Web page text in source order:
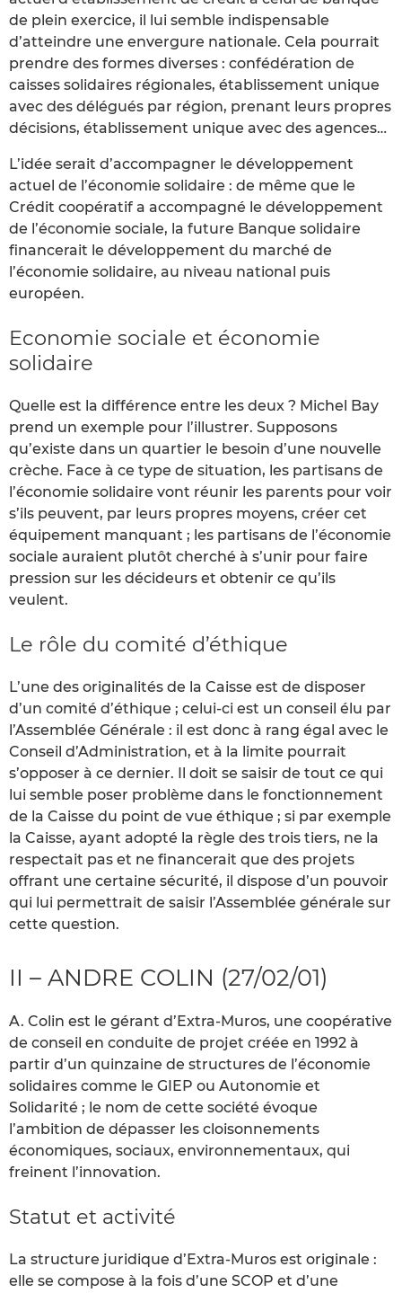
de plein exercice, il lui semble indispensable
d’atteindre une envergure nationale. Cela pourrait
prendre des formes diverses : confédération de
caisses solidaires régionales, établissement unique
avec des délégués par région, prenant leurs propres
décisions, établissement unique avec des agences…
L’idée serait d’accompagner le développement
actuel de l’économie solidaire : de même que le
Crédit coopératif a accompagné le développement
de l’économie sociale, la future Banque solidaire
financerait le développement du marché de
l’économie solidaire, au niveau national puis
européen.
Economie sociale et économie
solidaire
Quelle est la différence entre les deux ? Michel Bay
prend un exemple pour l’illustrer. Supposons
qu’existe dans un quartier le besoin d’une nouvelle
crèche. Face à ce type de situation, les partisans de
l’économie solidaire vont réunir les parents pour voir
s’ils peuvent, par leurs propres moyens, créer cet
équipement manquant ; les partisans de l’économie
sociale auraient plutôt cherché à s’unir pour faire
pression sur les décideurs et obtenir ce qu’ils
veulent.
Le rôle du comité d’éthique
L’une des originalités de la Caisse est de disposer
d’un comité d’éthique ; celui-ci est un conseil élu par
l’Assemblée Générale : il est donc à rang égal avec le
Conseil d’Administration, et à la limite pourrait
s’opposer à ce dernier. Il doit se saisir de tout ce qui
lui semble poser problème dans le fonctionnement
de la Caisse du point de vue éthique ; si par exemple
la Caisse, ayant adopté la règle des trois tiers, ne la
respectait pas et ne financerait que des projets
offrant une certaine sécurité, il dispose d’un pouvoir
qui lui permettrait de saisir l’Assemblée générale sur
cette question.
II – ANDRE COLIN (27/02/01)
A. Colin est le gérant d’Extra-Muros, une coopérative
de conseil en conduite de projet créée en 1992 à
partir d’un quinzaine de structures de l’économie
solidaires comme le GIEP ou Autonomie et
Solidarité ; le nom de cette société évoque
l’ambition de dépasser les cloisonnements
économiques, sociaux, environnementaux, qui
freinent l’innovation.
Statut et activité
La structure juridique d’Extra-Muros est originale :
elle se compose à la fois d’une SCOP et d’une